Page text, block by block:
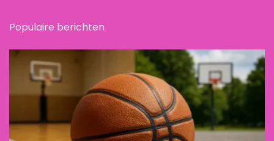
Populaire berichten